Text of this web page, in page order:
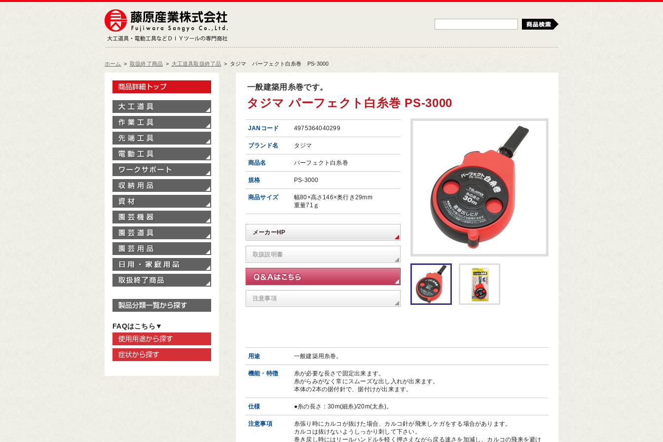
ホーム > 取扱終了商品 > 大工道具取扱終了品 > タジマ パーフェクト白糸巻 PS-3000
一般建築用糸巻です。
タジマ パーフェクト白糸巻 PS-3000
JANコード 4975364040299
ブランド名 タジマ
商品名 パーフェクト白糸巻
規格 PS-3000
商品サイズ
幅80×高さ146×奥行き29mm
重量71ｇ
メーカーHP
取扱説明書
注意事項
用途 一般建築用糸巻。
機能・特徴
糸が必要な長さで固定出来ます。
糸がらみがなく常にスムーズな出し入れが出来ます。
本体の2本の据付針で、据付けが出来ます。
仕様 ●糸の長さ：30m(細糸)/20m(太糸)。
注意事項
糸張り時にカルコが抜けた場合、カルコ針が飛来しケガをする場合があります。
カルコは抜けないようしっかり刺して下さい。
巻き戻し時にはリールハンドルを軽く押さえながら戻る速さを加減し、カルコの飛来を避け
製品情報トップ
ワークサポート
製品分類一覧から探す
FAQはこちら▼